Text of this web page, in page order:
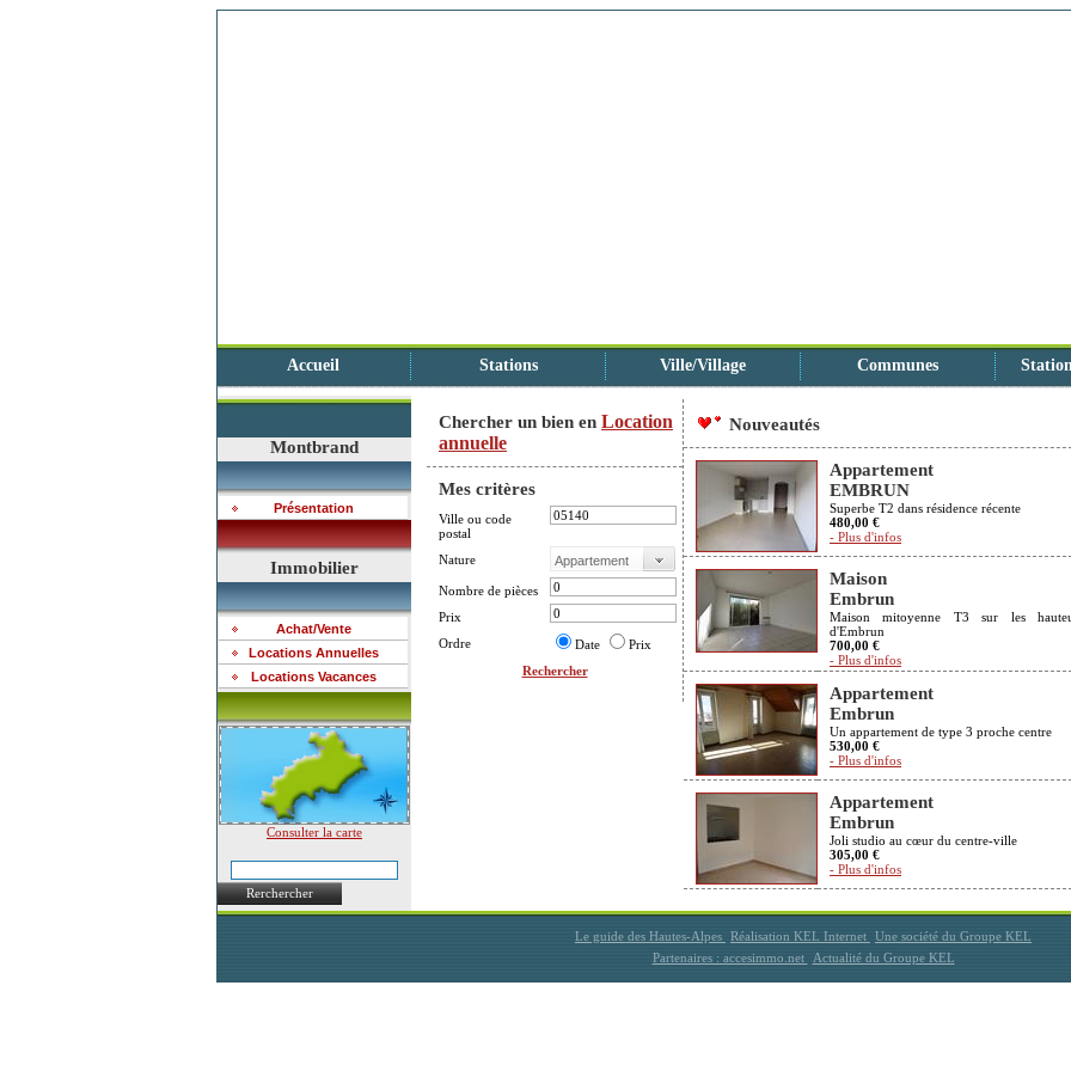
Accueil Stations Ville/Village Communes
Montbrand
Présentation
Immobilier
Achat/Vente
Locations Annuelles
Locations Vacances
Consulter la carte
Rerchercher
Chercher un bien en Location
annuelle
Mes critères
Ville ou code
postal
Nature
Nombre de pièces
Prix
Ordre
Date
Prix
Rechercher
Nouveautés
Appartement
EMBRUN
Superbe T2 dans résidence récente
480,00 €
- Plus d'infos
Maison
Embrun
Maison mitoyenne T3 sur les
d'Embrun
700,00 €
- Plus d'infos
Appartement
Embrun
Un appartement de type 3 proche centre
530,00 €
- Plus d'infos
Appartement
Embrun
Joli studio au cœur du centre-ville
305,00 €
- Plus d'infos
Le guide des Hautes-Alpes Réalisation KEL Internet Une société du Groupe KEL
Partenaires : accesimmo.net
Actualité du Groupe KEL